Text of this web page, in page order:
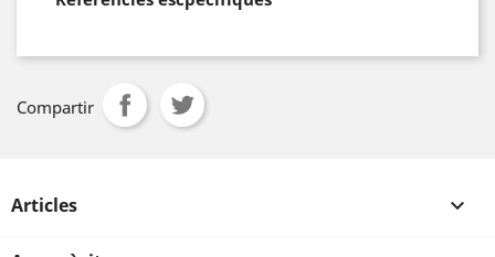
Compartir
Articles 